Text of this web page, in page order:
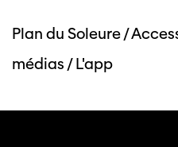
Plan du Soleure/
médias /L'app